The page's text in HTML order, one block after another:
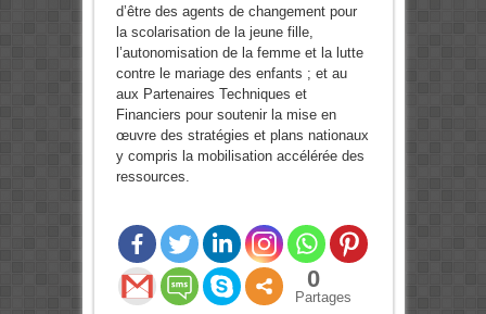
d’être des agents de changement pour
la scolarisation de la jeune fille,
l’autonomisation de la femme et la lutte
contre le mariage des enfants ; et au
aux Partenaires Techniques et
Financiers pour soutenir la mise en
œuvre des stratégies et plans nationaux
y compris la mobilisation accélérée des
ressources.
0
Partages